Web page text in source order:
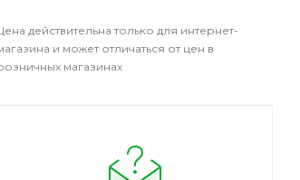
действительна только для интернет-
и может отличаться от цен в
магазинах